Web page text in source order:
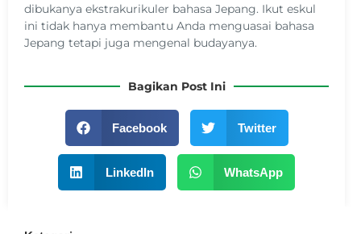
dibukanya ekstrakurikuler bahasa Jepang. Ikut eskul
ini tidak hanya membantu Anda menguasai bahasa
Jepang tetapi juga mengenal budayanya.
Bagikan Post Ini
Facebook Twitter
LinkedIn WhatsApp